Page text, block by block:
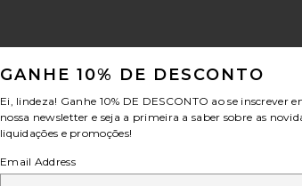
GANHE 10% DE DESCONTO
Ei, lindeza! Ganhe 10% DE DESCONTO ao se inscrever
nossa newsletter e seja a primeira a saber sobre as
liquidações e promoções!
Email Address